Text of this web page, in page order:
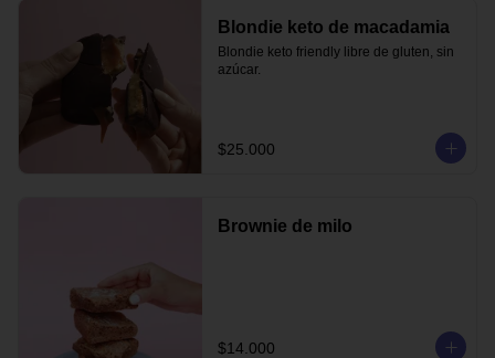
Blondie keto de macadamia
Blondie keto friendly libre de gluten, sin
azúcar.
$25.000
Brownie de milo
$14.000